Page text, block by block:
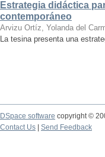
Estrategia didáctica
contemporáneo
Arvizu Ortíz, Yolanda del
La tesina presenta una
DSpace software copyright ©
Contact Us
Send Feedback